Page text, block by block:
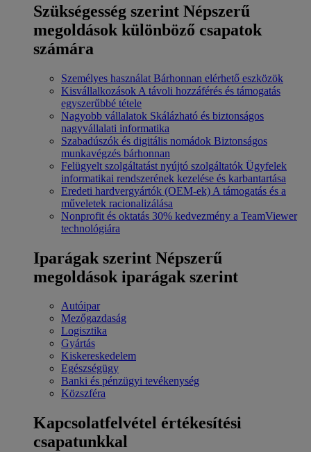
Szükségesség szerint Népszerű
megoldások különböző csapatok
számára
Személyes használat Bárhonnan elérhető eszközök
Kisvállalkozások A távoli hozzáférés és támogatás
egyszerűbbé tétele
Nagyobb vállalatok Skálázható és biztonságos
nagyvállalati informatika
Szabadúszók és digitális nomádok Biztonságos
munkavégzés bárhonnan
Felügyelt szolgáltatást nyújtó szolgáltatók Ügyfelek
informatikai rendszerének kezelése és karbantartása
Eredeti hardvergyártók (OEM-ek) A támogatás és a
műveletek racionalizálása
Nonprofit és oktatás 30% kedvezmény a TeamViewer
technológiára
Iparágak szerint Népszerű
megoldások iparágak szerint
Autóipar
Mezőgazdaság
Logisztika
Gyártás
Kiskereskedelem
Egészségügy
Banki és pénzügyi tevékenység
Közszféra
Kapcsolatfelvétel értékesítési
csapatunkkal